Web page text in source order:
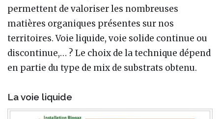
permettent de valoriser les nombreuses
matières organiques présentes sur nos
territoires. Voie liquide, voie solide continue ou
discontinue,… ? Le choix de la technique dépend
en partie du type de mix de substrats obtenu.
La voie liquide